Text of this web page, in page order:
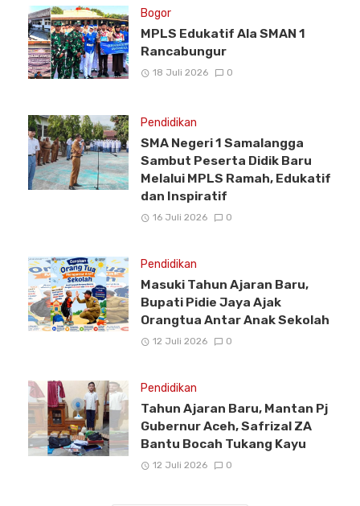
Bogor
MPLS Edukatif Ala SMAN 1
Rancabungur
18 Juli 2026 0
Pendidikan
SMA Negeri 1 Samalangga
Sambut Peserta Didik Baru
Melalui MPLS Ramah, Edukatif
dan Inspiratif
16 Juli 2026 0
Pendidikan
Masuki Tahun Ajaran Baru,
Bupati Pidie Jaya Ajak
Orangtua Antar Anak Sekolah
12 Juli 2026 0
Pendidikan
Tahun Ajaran Baru, Mantan Pj
Gubernur Aceh, Safrizal ZA
Bantu Bocah Tukang Kayu
12 Juli 2026 0